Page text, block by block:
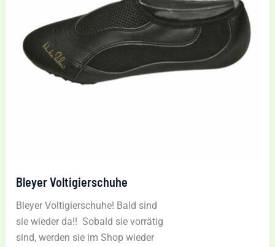
Bleyer Voltigierschuhe
Bleyer Voltigierschuhe! Bald sind
sie wieder da!! Sobald sie vorrätig
sind, werden sie im Shop wieder